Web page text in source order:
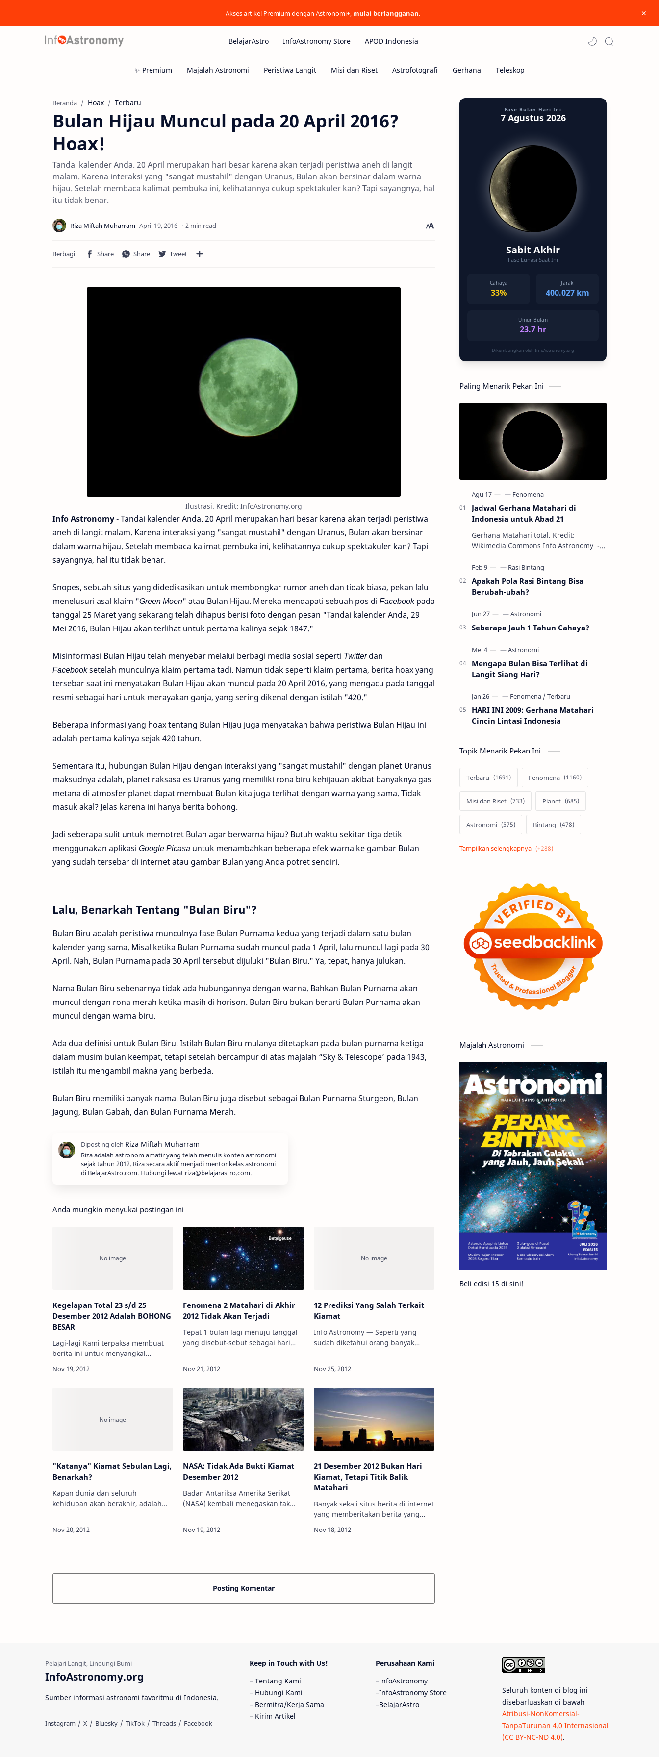
Akses artikel Premium dengan Astronomi+, mulai berlangganan.
BelajarAstro InfoAstronomy Store APOD Indonesia
Beranda Hoax Terbaru
Bulan Hijau Muncul pada 20 April 2016?
Hoax!
Tandai kalender Anda. 20 April merupakan hari besar karena akan terjadi peristiwa aneh di langit
malam. Karena interaksi yang "sangat mustahil" dengan Uranus, Bulan akan bersinar dalam warna
hijau. Setelah membaca kalimat pembuka ini, kelihatannya cukup spektakuler kan? Tapi sayangnya, hal
itu tidak benar.
2 min read
Ilustrasi. Kredit: InfoAstronomy.org
Info Astronomy- Tandai kalender Anda. 20 April merupakan hari besar karena akan terjadi peristiwa
aneh di langit malam. Karena interaksi yang "sangat mustahil" dengan Uranus, Bulan akan bersinar
dalam warna hijau. Setelah membaca kalimat pembuka ini, kelihatannya cukup spektakuler kan? Tapi
sayangnya, hal itu tidak benar.
Snopes, sebuah situs yang didedikasikan untuk membongkar rumor aneh dan tidak biasa, pekan lalu
menelusuri asal klaim "Green Moon" atau Bulan Hijau. Mereka mendapati sebuah pos di Facebookpada
tanggal 25 Maret yang sekarang telah dihapus berisi foto dengan pesan "Tandai kalender Anda, 29
Mei 2016, Bulan Hijau akan terlihat untuk pertama kalinya sejak 1847."
Misinformasi Bulan Hijau telah menyebar melalui berbagi media sosial seperti Twitterdan
Facebooksetelah munculnya klaim pertama tadi. Namun tidak seperti klaim pertama, berita hoax yang
tersebar saat ini menyatakan Bulan Hijau akan muncul pada 20 April 2016, yang mengacu pada tanggal
resmi sebagai hari untuk merayakan ganja, yang sering dikenal dengan istilah "420."
Beberapa informasi yang hoax tentang Bulan Hijau juga menyatakan bahwa peristiwa Bulan Hijau ini
adalah pertama kalinya sejak 420 tahun.
Sementara itu, hubungan Bulan Hijau dengan interaksi yang "sangat mustahil" dengan planet Uranus
maksudnya adalah, planet raksasa es Uranus yang memiliki rona biru kehijauan akibat banyaknya gas
metana di atmosfer planet dapat membuat Bulan kita juga terlihat dengan warna yang sama. Tidak
masuk akal? Jelas karena ini hanya berita bohong.
Jadi seberapa sulit untuk memotret Bulan agar berwarna hijau? Butuh waktu sekitar tiga detik
menggunakan aplikasi Google Picasa untuk menambahkan beberapa efek warna ke gambar Bulan
yang sudah tersebar di internet atau gambar Bulan yang Anda potret sendiri.
Lalu, Benarkah Tentang "Bulan Biru"?
Bulan Biru adalah peristiwa munculnya fase Bulan Purnama kedua yang terjadi dalam satu bulan
kalender yang sama. Misal ketika Bulan Purnama sudah muncul pada 1 April, lalu muncul lagi pada 30
April. Nah, Bulan Purnama pada 30 April tersebut dijuluki "Bulan Biru." Ya, tepat, hanya julukan.
Nama Bulan Biru sebenarnya tidak ada hubungannya dengan warna. Bahkan Bulan Purnama akan
muncul dengan rona merah ketika masih di horison. Bulan Biru bukan berarti Bulan Purnama akan
muncul dengan warna biru.
Ada dua definisi untuk Bulan Biru. Istilah Bulan Biru mulanya ditetapkan pada bulan purnama ketiga
dalam musim bulan keempat, tetapi setelah bercampur di atas majalah “Sky & Telescope’ pada 1943,
istilah itu mengambil makna yang berbeda.
Bulan Biru memiliki banyak nama. Bulan Biru juga disebut sebagai Bulan Purnama Sturgeon, Bulan
Jagung, Bulan Gabah, dan Bulan Purnama Merah.
Riza adalah astronom amatir yang telah menulis konten astronomi
sejak tahun 2012. Riza secara aktif menjadi mentor kelas astronomi
di BelajarAstro.com. Hubungi lewat riza@belajarastro.com.
Anda mungkin menyukai postingan ini
Kegelapan Total 23 s/d 25
Desember 2012 Adalah BOHONG
BESAR
Lagi-lagi Kami terpaksa membuat
berita ini untuk menyangkal
berjudul "Bumi Akan Gelap 23 s/d
Fenomena 2 Matahari di Akhir
2012 Tidak Akan Terjadi
Tepat 1 bulan lagi menuju tanggal
yang disebut-sebut sebagai hari
untuk konsumsi publik bertebaran
12 Prediksi Yang Salah Terkait
Kiamat
Info Astronomy — Seperti yang
sudah diketahui orang banyak
tepatnya tanggal 21 Desember
"Katanya" Kiamat Sebulan Lagi,
Benarkah?
Kapan dunia dan seluruh
kehidupan akan berakhir, adalah
untuk menerka atau bahkan
NASA: Tidak Ada Bukti Kiamat
Desember 2012
Badan Antariksa Amerika Serikat
(NASA) kembali menegaskan tak
tanggal itu menandai winter soltice
21 Desember 2012 Bukan Hari
Kiamat, Tetapi Titik Balik
Matahari
Banyak sekali situs berita di internet
yang memberitakan berita yang
Desember 2012. Dan anehnya,
Posting Komentar
Fase Bulan Hari Ini
7 Agustus 2026
Sabit Akhir
Fase Lunasi Saat Ini
Cahaya
33%
Jarak
400.027 km
Umur Bulan
23.7 hr
Dikembangkan oleh InfoAstronomy.org
Paling Menarik Pekan Ini
Jadwal Gerhana Matahari di
Indonesia untuk Abad 21
Gerhana Matahari total. Kredit:
Wikimedia Commons Info Astronomy -
gerhana Matahari akan terjadi sebanyak
22…
Apakah Pola Rasi Bintang Bisa
Berubah-ubah?
Seberapa Jauh 1 Tahun Cahaya?
Mengapa Bulan Bisa Terlihat di
Langit Siang Hari?
HARI INI 2009: Gerhana Matahari
Cincin Lintasi Indonesia
Topik Menarik Pekan Ini
Terbaru Fenomena
Misi dan Riset Planet
Astronomi Bintang
Alam semesta Galaksi
Tata Surya
Hype Astronot
Asteroid Observasi
Premium Komet
Penelitian
Satelit
Aurora Supernova
Nebula Sponsored
Matahari Featured
Mars Planet Katai
GMT 2016 History
Hoax Bima Sakti
Meteor Gerhana
Komet ISON Jupiter
Planet Kerdil Bumi
Pengetahuan Berita
Kehidupan Asing
Lubang Cacing
Gerhana Matahari
Materi Gelap
Majalah Astronomi
Beli edisi 15 di sini!
InfoAstronomy.org
Sumber informasi astronomi favoritmu di Indonesia.
Keep in Touch with Us!
Tentang Kami
Hubungi Kami
Bermitra/Kerja Sama
Kirim Artikel
Perusahaan Kami
InfoAstronomy
InfoAstronomy Store
BelajarAstro
Seluruh konten di blog ini
disebarluaskan di bawah
Atribusi-NonKomersial-
TanpaTurunan 4.0 Internasional
(CC BY-NC-ND 4.0).